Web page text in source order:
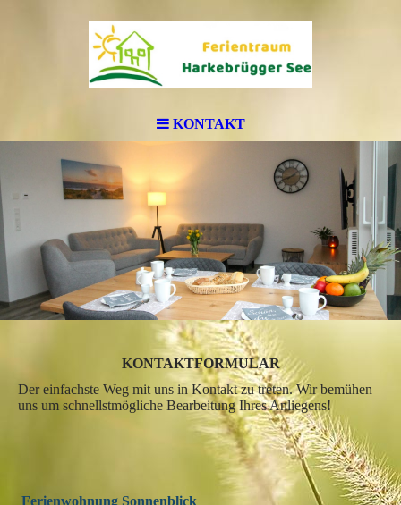
KONTAKT
KONTAKTFORMULAR
Der einfachste Weg mit uns in Kontakt zu treten. Wir bemühen
uns um schnellstmögliche Bearbeitung Ihres Anliegens!
Ferienwohnung Sonnenblick